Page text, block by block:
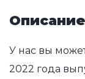
Описание
У нас вы
2022 года